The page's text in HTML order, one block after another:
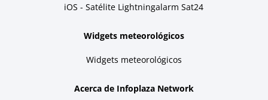
iOS - Satélite Lightningalarm Sat24
Widgets meteorológicos
Widgets meteorológicos
Acerca de Infoplaza Network